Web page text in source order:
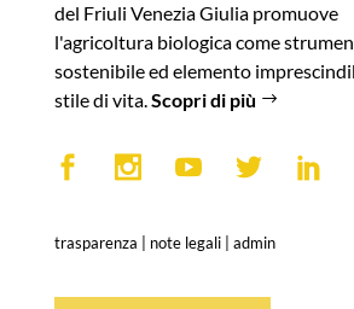
del Friuli Venezia Giulia promuove
l'agricoltura biologica come
sostenibile ed elemento
stile di vita.Scopri di più
trasparenza note legali| admin